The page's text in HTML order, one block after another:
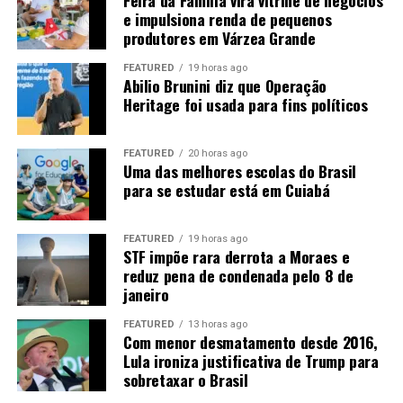
caso do etanol, a previsão é produzir 8,4 bilhões de
litros neste ano, mas apenas 1,1 bilhão deve ser
consumido em Mato Grosso. Os outros 7,3 bilhões
precisam ser transportados para outros mercados.
“Então nós temos um desafio aí para levar
está a implantação de umetanoldutopara conectar
Mato Grosso aos grandes centros consumidores, como
São Paulo e Rio de Janeiro.
um etanolduto. Nós já estamos fazendo um projeto, tem
alguns trabalhos nesse sentido”
A expansão ferroviária, a duplicação da BR-163 e a
Ferrogrão também são consideradas estratégicas para
reduzir o custo de transporte. A ligação com o Arco
Norte pode ampliar ainda o acesso aos mercados
internacionais, principalmente na Ásia e na Europa.
e impulsiona renda de pequenos
produtores em Várzea Grande
FEATURED 19 horas ago
Abilio Brunini diz que Operação
Heritage foi usada para fins políticos
FEATURED 20 horas ago
Uma das melhores escolas do Brasil
para se estudar está em Cuiabá
FEATURED 19 horas ago
STF impõe rara derrota a Moraes e
reduz pena de condenada pelo 8 de
janeiro
FEATURED 13 horas ago
Com menor desmatamento desde 2016,
Lula ironiza justificativa de Trump para
sobretaxar o Brasil